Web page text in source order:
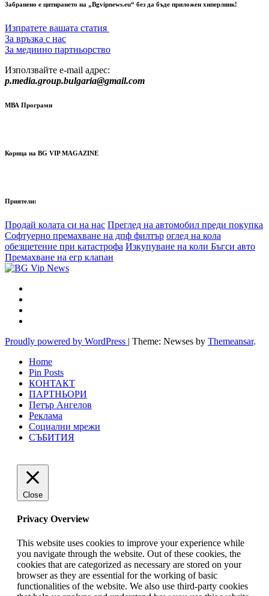
Забранено е цитирането на „Bgvipnews.eu“ без да бъде приложен хиперлинк!
Изпратете вашата статия
За връзка с нас
За медиино партньорство
Използвайте e-mail адрес:
p.media.group.bulgaria@gmail.com
МВА Програми
Корица на BG VIP MAGAZINE
Приятели:
Продай колата си на нас Преглед на автомобил преди покупка
Софтуерно премахване на дпф филтър оглед на кола
обезщетение при катастрофа Изкупуване на коли Бъгси авто
Премахване на егр клапан
Proudly powered by WordPress | Theme: Newses by Themeansar.
Home
Pin Posts
КОНТАКТ
ПАРТНЬОРИ
Петър Ангелов
Реклама
Социални мрежи
СЪБИТИЯ
Close
Privacy Overview
This website uses cookies to improve your experience while
you navigate through the website. Out of these cookies, the
cookies that are categorized as necessary are stored on your
browser as they are essential for the working of basic
functionalities of the website. We also use third-party cookies